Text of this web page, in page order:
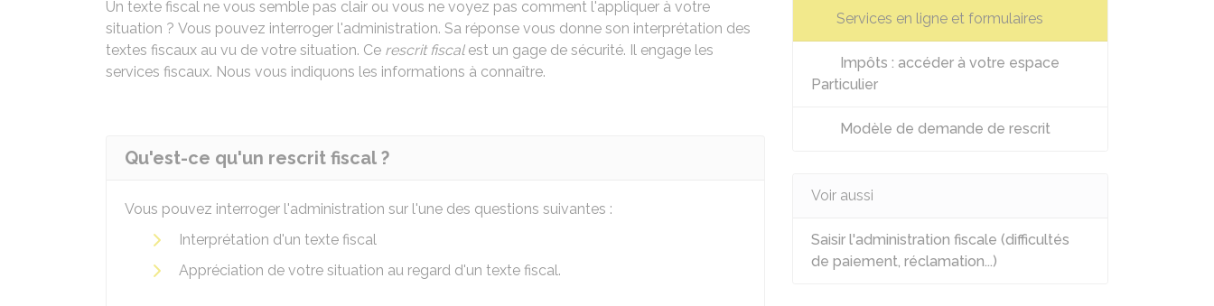
Un texte fiscal ne vous semble pas clair ou vous ne voyez pas comment l'appliquer à votre
situation ? Vous pouvez interroger l'administration. Sa réponse vous donne son interprétation des
textes fiscaux au vu de votre situation. Ce rescrit fiscalest un gage de sécurité. Il engage les
services fiscaux. Nous vous indiquons les informations à connaître.
Qu'est-ce qu'un rescrit fiscal ?
Vous pouvez interroger l'administration sur l'une des questions suivantes :
Interprétation d'un texte fiscal
Appréciation de votre situation au regard d'un texte fiscal.
Services en ligne et formulaires
Impôts : accéder à votre espace
Particulier
Modèle de demande de rescrit
Voir aussi
Saisir l'administration fiscale (difficultés
de paiement, réclamation...)